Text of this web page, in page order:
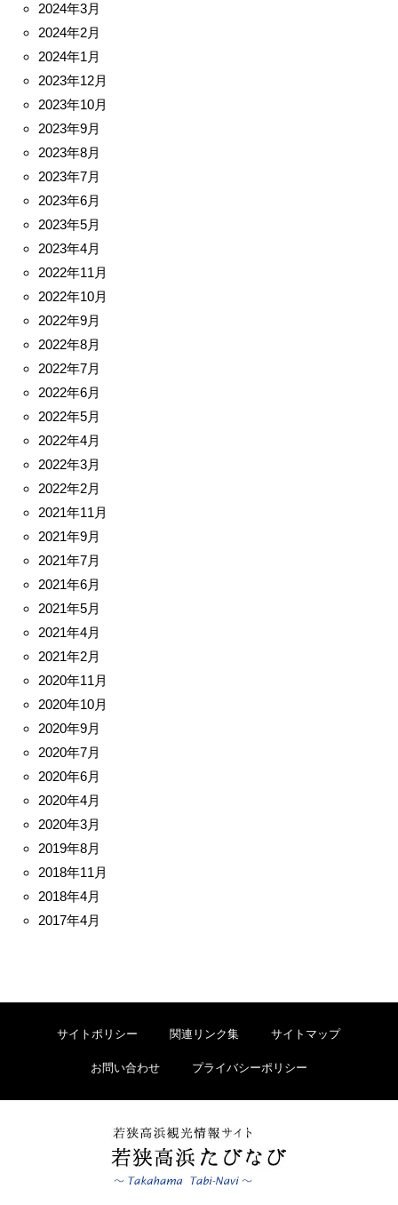
2024年3月
2024年2月
2024年1月
2023年12月
2023年10月
2023年9月
2023年8月
2023年7月
2023年6月
2023年5月
2023年4月
2022年11月
2022年10月
2022年9月
2022年8月
2022年7月
2022年6月
2022年5月
2022年4月
2022年3月
2022年2月
2021年11月
2021年9月
2021年7月
2021年6月
2021年5月
2021年4月
2021年2月
2020年11月
2020年10月
2020年9月
2020年7月
2020年6月
2020年4月
2020年3月
2019年8月
2018年11月
2018年4月
2017年4月
サイトポリシー 関連リンク集 サイトマップ
お問い合わせ プライバシーポリシー